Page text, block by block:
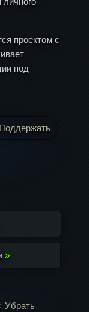
проектом с
под
Поддержать
»
Убрать